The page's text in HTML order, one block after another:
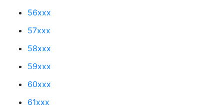
56xxx
57xxx
58xxx
59xxx
60xxx
61xxx